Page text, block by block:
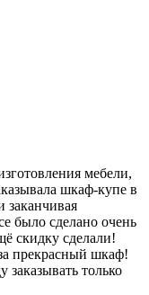
мебели,
шкаф-купе в
заканчивая
было сделано очень
скидку сделали!
прекрасный шкаф!
заказывать только